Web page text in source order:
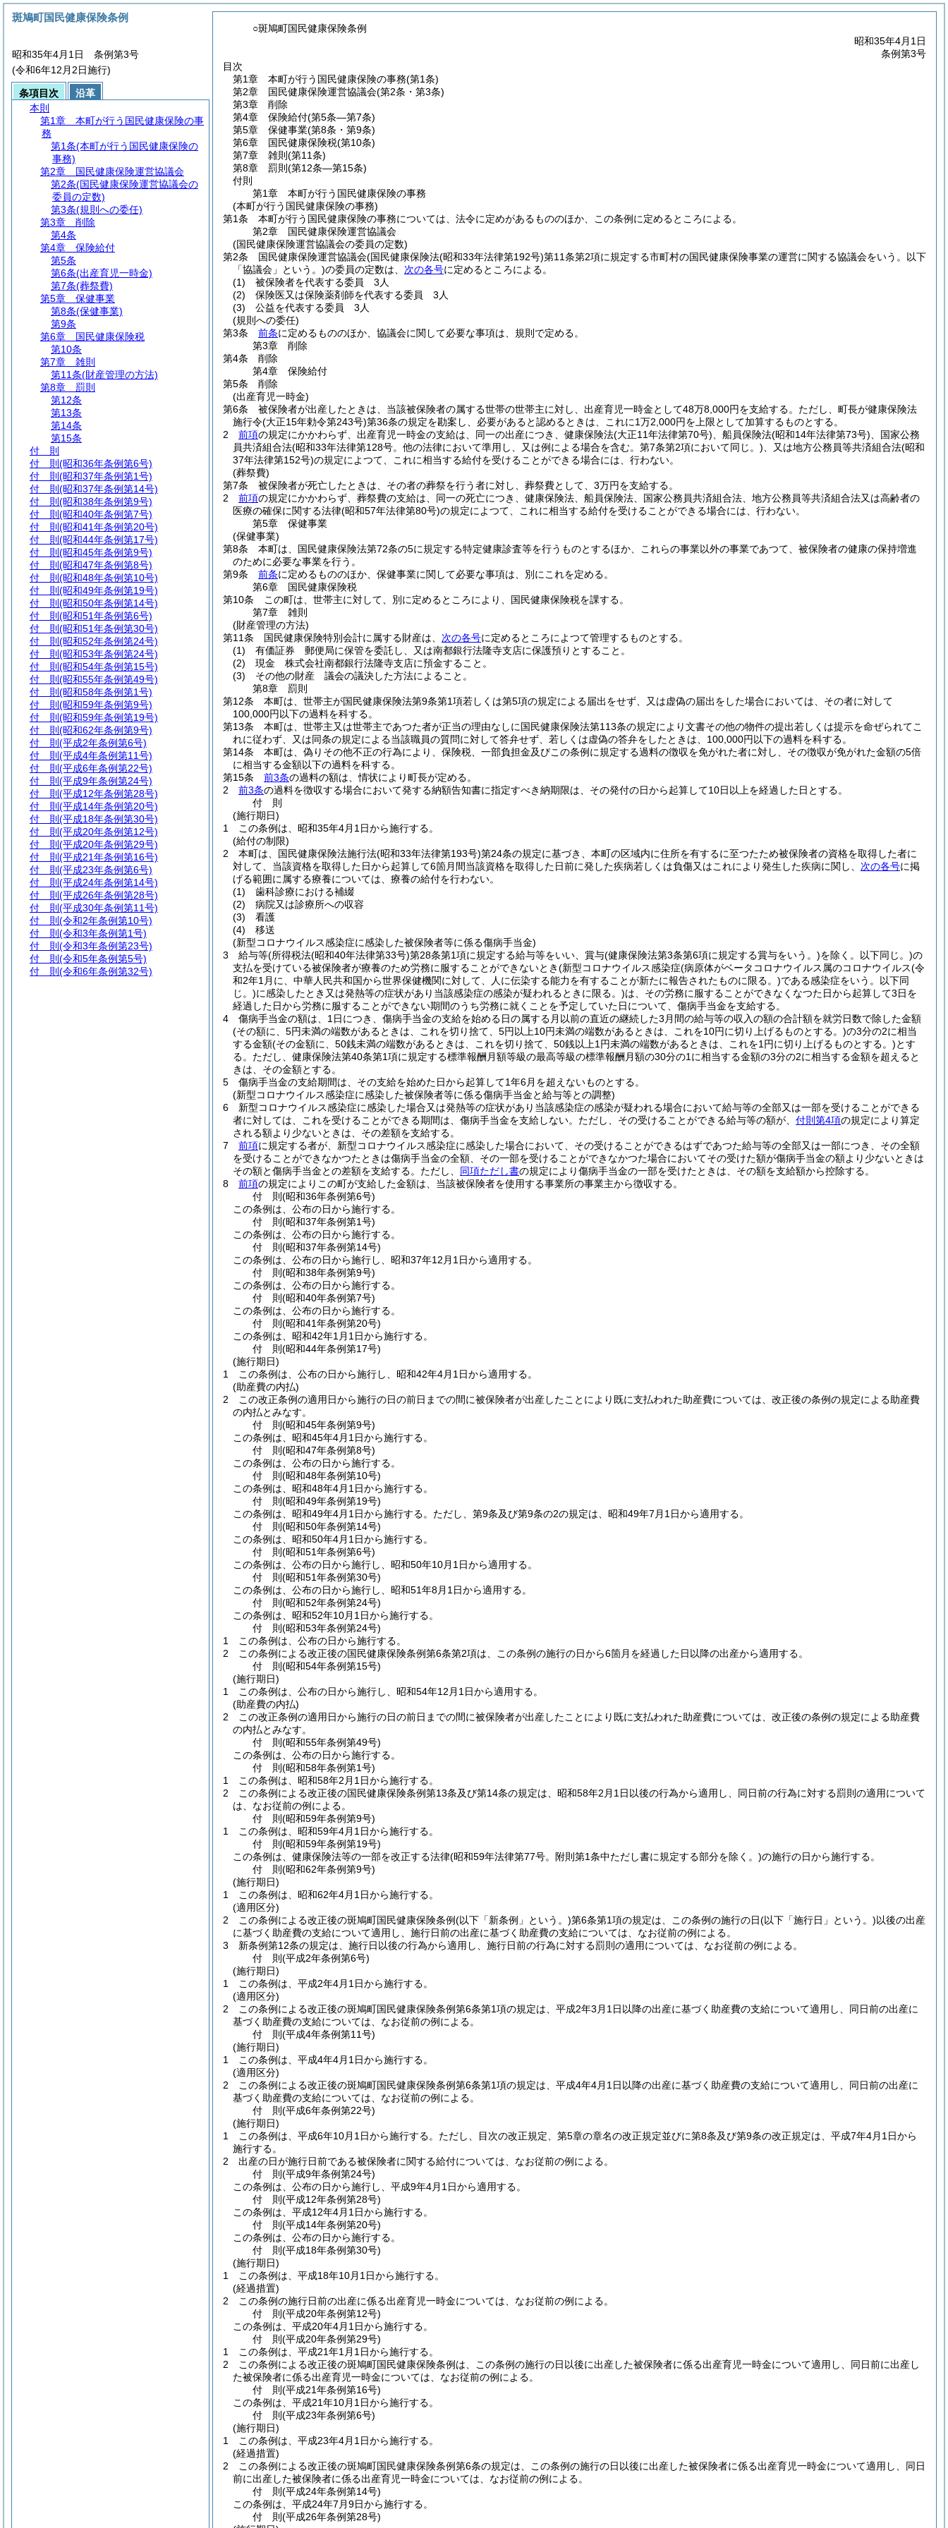
○斑鳩町国民健康保険条例
昭和35年4月1日
条例第3号
目次
第1章
本町が行う国民健康保険の事務(第1条)
第2章
国民健康保険運営協議会(第2条・第3条)
第3章
削除
第4章
保険給付(第5条―第7条)
第5章
保健事業(第8条・第9条)
第6章
国民健康保険税(第10条)
第7章
雑則 (第11条)
第8章
罰則 (第12条―第15条)
付則
第1章
本町が行う国民健康保険の事務
(本町が行う国民健康保険の事務)
第1条
本町が行う国民健康保険の事務については、法令に定めがあるもののほか、この条例に定めるところによる。
第2章
国民健康保険運営協議会
(国民健康保険運営協議会の委員の定数)
第2条
国民健康保険運営協議会(国民健康保険法(昭和33年法律第192号)第11条第2項に規定する市町村の国民健康保険事業の運営に関する協議会をいう。以下
「協議会」という。)の委員の定数は、 次の各号に定めるところによる。
(1)
被保険者を代表する委員 3人
(2)
保険医又は保険薬剤師を代表する委員 3人
(3)
公益を代表する委員 3人
(規則への委任)
第3条
前条に定めるもののほか、協議会に関して必要な事項は、規則で定める。
第3章
削除
第4条
削除
第4章
保険給付
第5条
削除
(出産育児一時金)
第6条
被保険者が出産したときは、当該被保険者の属する世帯の世帯主に対し、出産育児一時金として48万8,000円を支給する。 ただし、町長が健康保険法
施行令(大正15年勅令第243号)第36条の規定を勘案し、必要があると認めるときは、これに1万2,000円を上限として加算するものとする。
2
前項の規定にかかわらず、出産育児一時金の支給は、同一の出産につき、健康保険法(大正11年法律第70号) 、船員保険法(昭和14年法律第73号) 、国家公務
員共済組合法(昭和33年法律第128号。他の法律において準用し、又は例による場合を含む。第7条第2項において同じ。) 、又は地方公務員等共済組合法(昭和
37年法律第152号)の規定によつて、これに相当する給付を受けることができる場合には、行わない。
(葬祭費)
第7条
被保険者が死亡したときは、その者の葬祭を行う者に対し、葬祭費として、3万円を支給する。
2
前項の規定にかかわらず、葬祭費の支給は、同一の死亡につき、健康保険法、船員保険法、国家公務員共済組合法、地方公務員等共済組合法又は高齢者の
医療の確保に関する法律(昭和57年法律第80号)の規定によつて、これに相当する給付を受けることができる場合には、行わない。
第5章
保健事業
(保健事業)
第8条
本町は、国民健康保険法第72条の5に規定する特定健康診査等を行うものとするほか、これらの事業以外の事業であつて、被保険者の健康の保持増進
のために必要な事業を行う。
第9条
前条に定めるもののほか、保健事業に関して必要な事項は、別にこれを定める。
第6章
国民健康保険税
第10条
この町は、世帯主に対して、別に定めるところにより、国民健康保険税を課する。
第7章
雑則
(財産管理の方法)
第11条
国民健康保険特別会計に属する財産は、 次の各号に定めるところによつて管理するものとする。
(1)
有価証券 郵便局に保管を委託し、又は南都銀行法隆寺支店に保護預りとすること。
(2)
現金 株式会社南都銀行法隆寺支店に預金すること。
(3)
その他の財産 議会の議決した方法によること。
第8章
罰則
第12条
本町は、世帯主が国民健康保険法第9条第1項若しくは第5項の規定による届出をせず、又は虚偽の届出をした場合においては、その者に対して
100,000円以下の過料を科する。
第13条
本町は、世帯主又は世帯主であつた者が正当の理由なしに国民健康保険法第113条の規定により文書その他の物件の提出若しくは提示を命ぜられてこ
れに従わず、又は同条の規定による当該職員の質問に対して答弁せず、若しくは虚偽の答弁をしたときは、100,000円以下の過料を科する。
第14条
本町は、偽りその他不正の行為により、保険税、一部負担金及びこの条例に規定する過料の徴収を免がれた者に対し、その徴収が免がれた金額の5倍
に相当する金額以下の過料を科する。
第15条
前3条の過料の額は、情状により町長が定める。
2
前3条の過料を徴収する場合において発する納額告知書に指定すべき納期限は、その発付の日から起算して10日以上を経過した日とする。
付 則
(施行期日)
1
この条例は、昭和35年4月1日から施行する。
(給付の制限)
2
本町は、国民健康保険法施行法(昭和33年法律第193号)第24条の規定に基づき、本町の区域内に住所を有するに至つたため被保険者の資格を取得した者に
対して、当該資格を取得した日から起算して6箇月間当該資格を取得した日前に発した疾病若しくは負傷又はこれにより発生した疾病に関し、 次の各号に掲
げる範囲に属する療養については、療養の給付を行わない。
(1)
歯科診療における補綴
(2)
病院又は診療所への収容
(3)
看護
(4)
移送
(新型コロナウイルス感染症に感染した被保険者等に係る傷病手当金)
3
給与等(所得税法(昭和40年法律第33号)第28条第1項に規定する給与等をいい、賞与(健康保険法第3条第6項に規定する賞与をいう。)を除く。以下同じ。)の
支払を受けている被保険者が療養のため労務に服することができないとき(新型コロナウイルス感染症(病原体がベータコロナウイルス属のコロナウイルス(令
和2年1月に、中華人民共和国から世界保健機関に対して、人に伝染する能力を有することが新たに報告されたものに限る。)である感染症をいう。以下同
じ。)に感染したとき又は発熱等の症状があり当該感染症の感染が疑われるときに限る。)は、その労務に服することができなくなつた日から起算して3日を
経過した日から労務に服することができない期間のうち労務に就くことを予定していた日について、傷病手当金を支給する。
4
傷病手当金の額は、1日につき、傷病手当金の支給を始める日の属する月以前の直近の継続した3月間の給与等の収入の額の合計額を就労日数で除した金額
(その額に、5円未満の端数があるときは、これを切り捨て、5円以上10円未満の端数があるときは、これを10円に切り上げるものとする。)の3分の2に相当
する金額(その金額に、50銭未満の端数があるときは、これを切り捨て、50銭以上1円未満の端数があるときは、これを1円に切り上げるものとする。)とす
る。 ただし、健康保険法第40条第1項に規定する標準報酬月額等級の最高等級の標準報酬月額の30分の1に相当する金額の3分の2に相当する金額を超えると
きは、その金額とする。
5
傷病手当金の支給期間は、その支給を始めた日から起算して1年6月を超えないものとする。
(新型コロナウイルス感染症に感染した被保険者等に係る傷病手当金と給与等との調整)
6
新型コロナウイルス感染症に感染した場合又は発熱等の症状があり当該感染症の感染が疑われる場合において給与等の全部又は一部を受けることができる
者に対しては、これを受けることができる期間は、傷病手当金を支給しない。 ただし、その受けることができる給与等の額が、 付則第4項の規定により算定
される額より少ないときは、その差額を支給する。
7
前項に規定する者が、新型コロナウイルス感染症に感染した場合において、その受けることができるはずであつた給与等の全部又は一部につき、その全額
を受けることができなかつたときは傷病手当金の全額、その一部を受けることができなかつた場合においてその受けた額が傷病手当金の額より少ないときは
その額と傷病手当金との差額を支給する。 ただし、 同項ただし書の規定により傷病手当金の一部を受けたときは、その額を支給額から控除する。
8
前項の規定によりこの町が支給した金額は、当該被保険者を使用する事業所の事業主から徴収する。
付 則(昭和36年条例第6号)
この条例は、公布の日から施行する。
付 則(昭和37年条例第1号)
この条例は、公布の日から施行する。
付 則(昭和37年条例第14号)
この条例は、公布の日から施行し、昭和37年12月1日から適用する。
付 則(昭和38年条例第9号)
この条例は、公布の日から施行する。
付 則(昭和40年条例第7号)
この条例は、公布の日から施行する。
付 則(昭和41年条例第20号)
この条例は、昭和42年1月1日から施行する。
付 則(昭和44年条例第17号)
(施行期日)
1
この条例は、公布の日から施行し、昭和42年4月1日から適用する。
(助産費の内払)
2
この改正条例の適用日から施行の日の前日までの間に被保険者が出産したことにより既に支払われた助産費については、改正後の条例の規定による助産費
の内払とみなす。
付 則(昭和45年条例第9号)
この条例は、昭和45年4月1日から施行する。
付 則(昭和47年条例第8号)
この条例は、公布の日から施行する。
付 則(昭和48年条例第10号)
この条例は、昭和48年4月1日から施行する。
付 則(昭和49年条例第19号)
この条例は、昭和49年4月1日から施行する。 ただし、第9条及び第9条の2の規定は、昭和49年7月1日から適用する。
付 則(昭和50年条例第14号)
この条例は、昭和50年4月1日から施行する。
付 則(昭和51年条例第6号)
この条例は、公布の日から施行し、昭和50年10月1日から適用する。
付 則(昭和51年条例第30号)
この条例は、公布の日から施行し、昭和51年8月1日から適用する。
付 則(昭和52年条例第24号)
この条例は、昭和52年10月1日から施行する。
付 則(昭和53年条例第24号)
1
この条例は、公布の日から施行する。
2
この条例による改正後の国民健康保険条例第6条第2項は、この条例の施行の日から6箇月を経過した日以降の出産から適用する。
付 則(昭和54年条例第15号)
(施行期日)
1
この条例は、公布の日から施行し、昭和54年12月1日から適用する。
(助産費の内払)
2
この改正条例の適用日から施行の日の前日までの間に被保険者が出産したことにより既に支払われた助産費については、改正後の条例の規定による助産費
の内払とみなす。
付 則(昭和55年条例第49号)
この条例は、公布の日から施行する。
付 則(昭和58年条例第1号)
1
この条例は、昭和58年2月1日から施行する。
2
この条例による改正後の国民健康保険条例第13条及び第14条の規定は、昭和58年2月1日以後の行為から適用し、同日前の行為に対する罰則の適用について
は、なお従前の例による。
付 則(昭和59年条例第9号)
1
この条例は、昭和59年4月1日から施行する。
付 則(昭和59年条例第19号)
この条例は、健康保険法等の一部を改正する法律(昭和59年法律第77号。附則第1条中ただし書に規定する部分を除く。)の施行の日から施行する。
付 則(昭和62年条例第9号)
(施行期日)
1
この条例は、昭和62年4月1日から施行する。
(適用区分)
2
この条例による改正後の斑鳩町国民健康保険条例(以下「新条例」という。)第6条第1項の規定は、この条例の施行の日(以下「施行日」という。)以後の出産
に基づく助産費の支給について適用し、施行日前の出産に基づく助産費の支給については、なお従前の例による。
3
新条例第12条の規定は、施行日以後の行為から適用し、施行日前の行為に対する罰則の適用については、なお従前の例による。
付 則(平成2年条例第6号)
(施行期日)
1
この条例は、平成2年4月1日から施行する。
(適用区分)
2
この条例による改正後の斑鳩町国民健康保険条例第6条第1項の規定は、平成2年3月1日以降の出産に基づく助産費の支給について適用し、同日前の出産に
基づく助産費の支給については、なお従前の例による。
付 則(平成4年条例第11号)
(施行期日)
1
この条例は、平成4年4月1日から施行する。
(適用区分)
2
この条例による改正後の斑鳩町国民健康保険条例第6条第1項の規定は、平成4年4月1日以降の出産に基づく助産費の支給について適用し、同日前の出産に
基づく助産費の支給については、なお従前の例による。
付 則(平成6年条例第22号)
(施行期日)
1
この条例は、平成6年10月1日から施行する。 ただし、目次の改正規定、第5章の章名の改正規定並びに第8条及び第9条の改正規定は、平成7年4月1日から
施行する。
2
出産の日が施行日前である被保険者に関する給付については、なお従前の例による。
付 則(平成9年条例第24号)
この条例は、公布の日から施行し、平成9年4月1日から適用する。
付 則(平成12年条例第28号)
この条例は、平成12年4月1日から施行する。
付 則(平成14年条例第20号)
この条例は、公布の日から施行する。
付 則(平成18年条例第30号)
(施行期日)
1
この条例は、平成18年10月1日から施行する。
(経過措置)
2
この条例の施行日前の出産に係る出産育児一時金については、なお従前の例による。
付 則(平成20年条例第12号)
この条例は、平成20年4月1日から施行する。
付 則(平成20年条例第29号)
1
この条例は、平成21年1月1日から施行する。
2
この条例による改正後の斑鳩町国民健康保険条例は、この条例の施行の日以後に出産した被保険者に係る出産育児一時金について適用し、同日前に出産し
た被保険者に係る出産育児一時金については、なお従前の例による。
付 則(平成21年条例第16号)
この条例は、平成21年10月1日から施行する。
付 則(平成23年条例第6号)
(施行期日)
1
この条例は、平成23年4月1日から施行する。
(経過措置)
2
この条例による改正後の斑鳩町国民健康保険条例第6条の規定は、この条例の施行の日以後に出産した被保険者に係る出産育児一時金について適用し、同日
前に出産した被保険者に係る出産育児一時金については、なお従前の例による。
付 則(平成24年条例第14号)
この条例は、平成24年7月9日から施行する。
付 則(平成26年条例第28号)
斑鳩町国民健康保険条例
昭和35年4月1日 条例第3号
(令和6年12月2日施行)
条項目次
沿革
本則
第1章
本町が行う国民健康保険の事
務
第1条(本町が行う国民健康保険の
事務)
第2章
国民健康保険運営協議会
第2条(国民健康保険運営協議会の
委員の定数)
第3条(規則への委任)
第3章
削除
第4条
第4章
保険給付
第5条
第6条(出産育児一時金)
第7条(葬祭費)
第5章
保健事業
第8条(保健事業)
第9条
第6章
国民健康保険税
第10条
第7章
雑則
第11条(財産管理の方法)
第8章
罰則
第12条
第13条
第14条
第15条
付 則
付 則 (昭和36年条例第6号)
付 則 (昭和37年条例第1号)
付 則 (昭和37年条例第14号)
付 則 (昭和38年条例第9号)
付 則 (昭和40年条例第7号)
付 則 (昭和41年条例第20号)
付 則 (昭和44年条例第17号)
付 則 (昭和45年条例第9号)
付 則 (昭和47年条例第8号)
付 則 (昭和48年条例第10号)
付 則 (昭和49年条例第19号)
付 則 (昭和50年条例第14号)
付 則 (昭和51年条例第6号)
付 則 (昭和51年条例第30号)
付 則 (昭和52年条例第24号)
付 則 (昭和53年条例第24号)
付 則 (昭和54年条例第15号)
付 則 (昭和55年条例第49号)
付 則 (昭和58年条例第1号)
付 則 (昭和59年条例第9号)
付 則 (昭和59年条例第19号)
付 則 (昭和62年条例第9号)
付 則 (平成2年条例第6号)
付 則 (平成4年条例第11号)
付 則 (平成6年条例第22号)
付 則 (平成9年条例第24号)
付 則 (平成12年条例第28号)
付 則 (平成14年条例第20号)
付 則 (平成18年条例第30号)
付 則 (平成20年条例第12号)
付 則 (平成20年条例第29号)
付 則 (平成21年条例第16号)
付 則 (平成23年条例第6号)
付 則 (平成24年条例第14号)
付 則 (平成26年条例第28号)
付 則 (平成30年条例第11号)
付 則 (令和2年条例第10号)
付 則 (令和3年条例第1号)
付 則 (令和3年条例第23号)
付 則 (令和5年条例第5号)
付 則 (令和6年条例第32号)